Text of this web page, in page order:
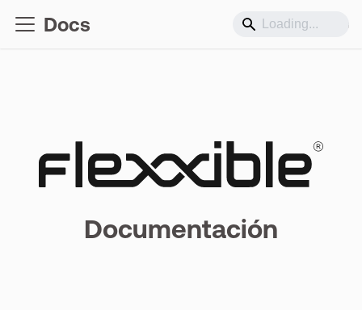
Docs Soporte
Documentación